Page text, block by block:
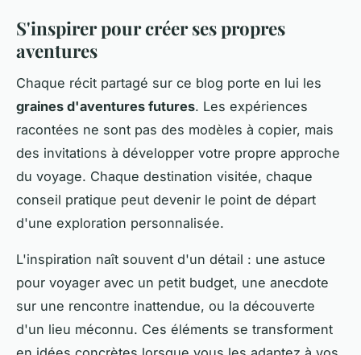
S'inspirer pour créer ses propres
aventures
Chaque récit partagé sur ce blog porte en lui les
graines d'aventures futures. Les expériences
racontées ne sont pas des modèles à copier, mais
des invitations à développer votre propre approche
du voyage. Chaque destination visitée, chaque
conseil pratique peut devenir le point de départ
d'une exploration personnalisée.
L'inspiration naît souvent d'un détail : une astuce
pour voyager avec un petit budget, une anecdote
sur une rencontre inattendue, ou la découverte
d'un lieu méconnu. Ces éléments se transforment